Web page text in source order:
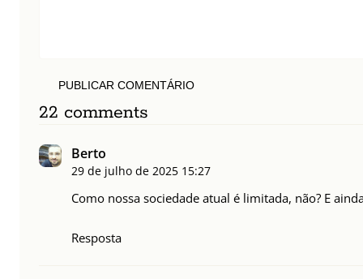
PUBLICAR COMENTÁRIO
22 comments
Berto
29 de julho de 2025 15:27
Como nossa sociedade atual é limitada, não? E
Resposta